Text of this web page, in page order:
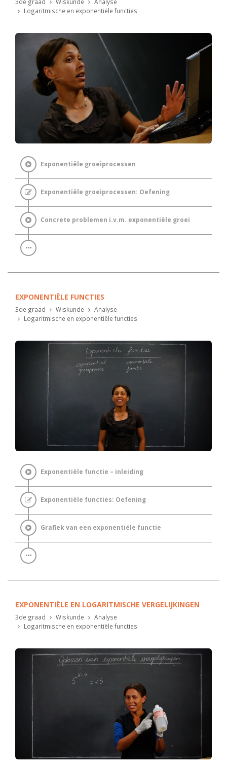
Logaritmische en exponentiële functies
Exponentiële groeiprocessen
Exponentiële groeiprocessen: Oefening
Concrete problemen i.v.m. exponentiële groei
EXPONENTIËLE FUNCTIES
3de graad Wiskunde
Analyse
Logaritmische en exponentiële functies
Exponentiële functie – inleiding
Exponentiële functies: Oefening
Grafiek van een exponentiële functie
EXPONENTIËLE EN LOGARITMISCHE VERGELIJKINGEN
3de graad Wiskunde
Analyse
Logaritmische en exponentiële functies